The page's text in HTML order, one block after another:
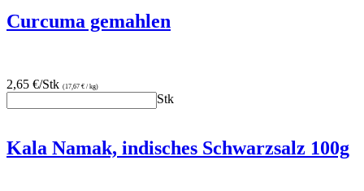
Curcuma gemahlen
2,65 €/Stk (17,67 € / kg)
Stk
Kala Namak, indisches Schwarzsalz 100g